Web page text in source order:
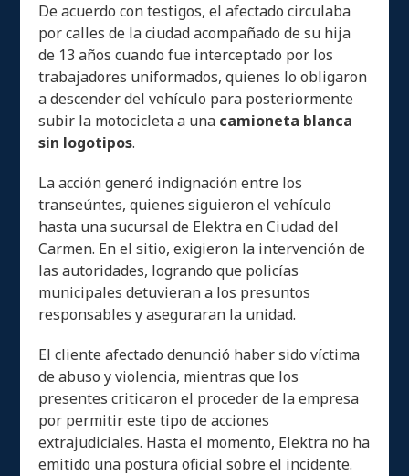
De acuerdo con testigos, el afectado circulaba
por calles de la ciudad acompañado de su hija
de 13 años cuando fue interceptado por los
trabajadores uniformados, quienes lo obligaron
a descender del vehículo para posteriormente
subir la motocicleta a una camioneta blanca
sin logotipos.
La acción generó indignación entre los
transeúntes, quienes siguieron el vehículo
hasta una sucursal de Elektra en Ciudad del
Carmen. En el sitio, exigieron la intervención de
las autoridades, logrando que policías
municipales detuvieran a los presuntos
responsables y aseguraran la unidad.
El cliente afectado denunció haber sido víctima
de abuso y violencia, mientras que los
presentes criticaron el proceder de la empresa
por permitir este tipo de acciones
extrajudiciales. Hasta el momento, Elektra no ha
emitido una postura oficial sobre el incidente.